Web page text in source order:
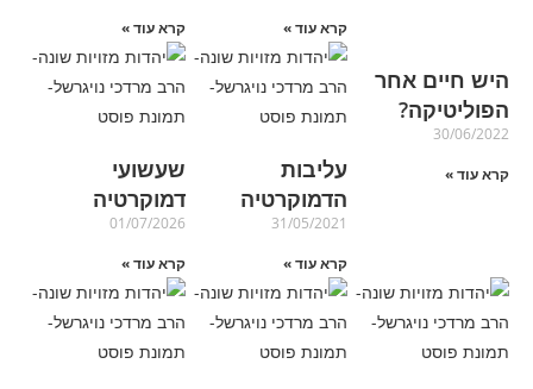
קרא עוד »
קרא עוד »
היש חיים אחר
הפוליטיקה?
30/06/2022
קרא עוד »
עליבות
הדמוקרטיה
31/05/2021
קרא עוד »
שעשועי
דמוקרטיה
01/07/2026
קרא עוד »